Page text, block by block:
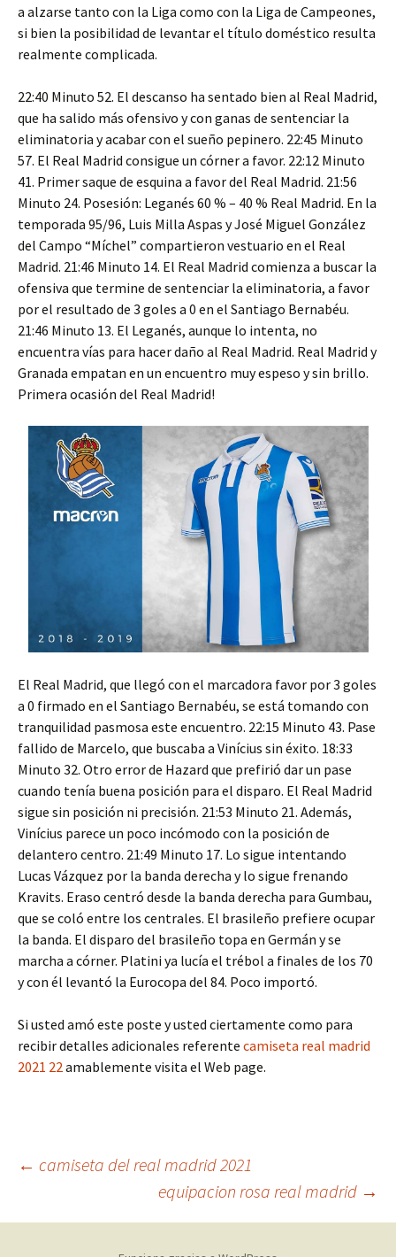
a alzarse tanto con la Liga como con la Liga de Campeones,
si bien la posibilidad de levantar el título doméstico resulta
realmente complicada.
22:40 Minuto 52. El descanso ha sentado bien al Real Madrid,
que ha salido más ofensivo y con ganas de sentenciar la
eliminatoria y acabar con el sueño pepinero. 22:45 Minuto
57. El Real Madrid consigue un córner a favor. 22:12 Minuto
41. Primer saque de esquina a favor del Real Madrid. 21:56
Minuto 24. Posesión: Leganés 60 % – 40 % Real Madrid. En la
temporada 95/96, Luis Milla Aspas y José Miguel González
del Campo “Míchel” compartieron vestuario en el Real
Madrid. 21:46 Minuto 14. El Real Madrid comienza a buscar la
ofensiva que termine de sentenciar la eliminatoria, a favor
por el resultado de 3 goles a 0 en el Santiago Bernabéu.
21:46 Minuto 13. El Leganés, aunque lo intenta, no
encuentra vías para hacer daño al Real Madrid. Real Madrid y
Granada empatan en un encuentro muy espeso y sin brillo.
Primera ocasión del Real Madrid!
El Real Madrid, que llegó con el marcadora favor por 3 goles
a 0 firmado en el Santiago Bernabéu, se está tomando con
tranquilidad pasmosa este encuentro. 22:15 Minuto 43. Pase
fallido de Marcelo, que buscaba a Vinícius sin éxito. 18:33
Minuto 32. Otro error de Hazard que prefirió dar un pase
cuando tenía buena posición para el disparo. El Real Madrid
sigue sin posición ni precisión. 21:53 Minuto 21. Además,
Vinícius parece un poco incómodo con la posición de
delantero centro. 21:49 Minuto 17. Lo sigue intentando
Lucas Vázquez por la banda derecha y lo sigue frenando
Kravits. Eraso centró desde la banda derecha para Gumbau,
que se coló entre los centrales. El brasileño prefiere ocupar
la banda. El disparo del brasileño topa en Germán y se
marcha a córner. Platini ya lucía el trébol a finales de los 70
y con él levantó la Eurocopa del 84. Poco importó.
Si usted amó este poste y usted ciertamente como para
recibir detalles adicionales referente camiseta real madrid
2021 22amablemente visita el Web page.
Navegación
de
← camiseta del real madrid 2021
equipacion rosa real madrid →